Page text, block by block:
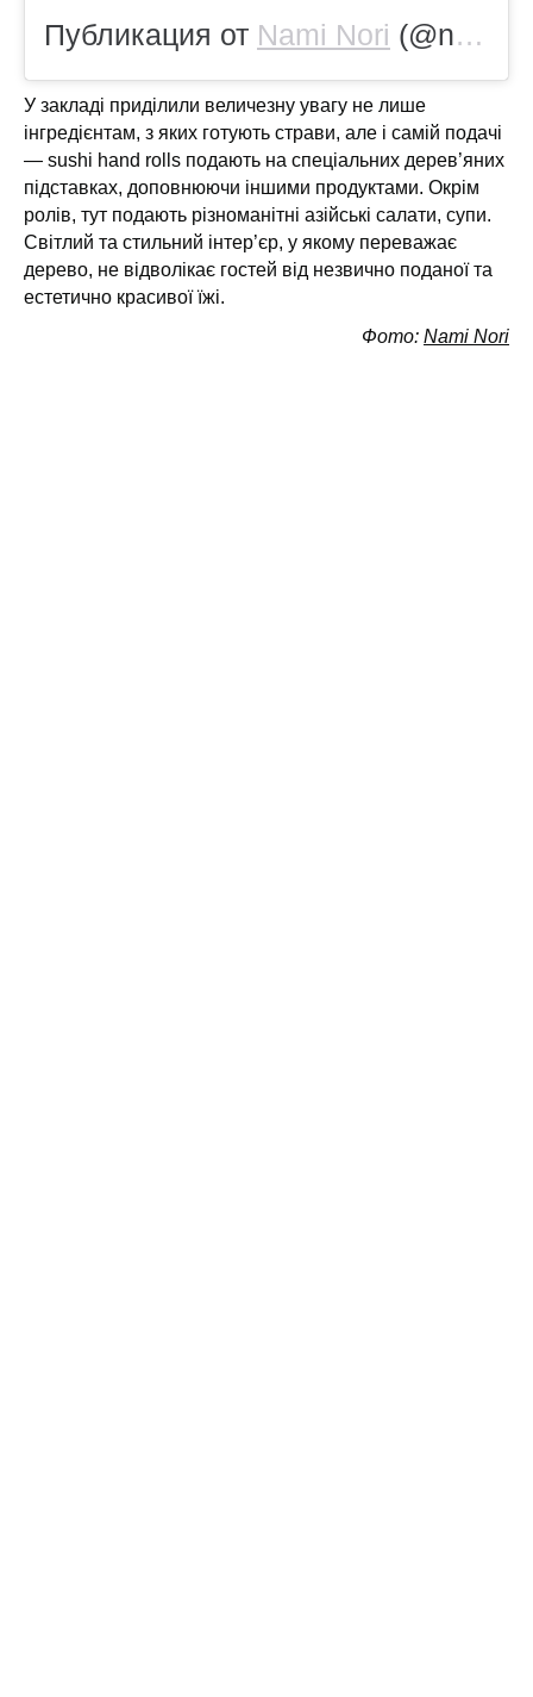
Публикация от Nami Nori (@naminori.nyc)
У закладі приділили величезну увагу не лише
інгредієнтам, з яких готують страви, але і самій подачі
— sushi hand rolls подають на спеціальних дерев’яних
підставках, доповнюючи іншими продуктами. Окрім
ролів, тут подають різноманітні азійські салати, супи.
Світлий та стильний інтер’єр, у якому переважає
дерево, не відволікає гостей від незвично поданої та
естетично красивої їжі.
Фото: Nami Nori